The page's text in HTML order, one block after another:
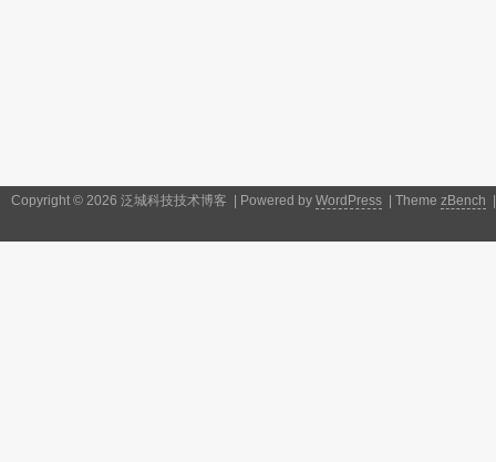
Copyright © 2026 泛城科技技术博客 | Powered by WordPress | Theme zBench